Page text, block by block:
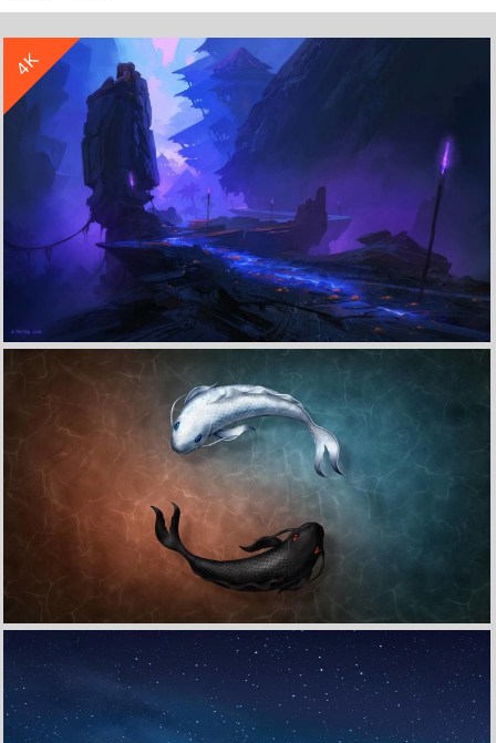
4K
魔法王国 艺术设计动漫风景4k壁纸
立 即 下 载
收 藏
炫酷特效视觉艺术设计太极高清桌面壁纸
立 即 下 载
收 藏